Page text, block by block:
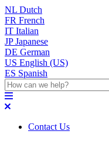
NL Dutch
FR French
IT Italian
JP Japanese
DE German
US English (US)
ES Spanish
Contact Us